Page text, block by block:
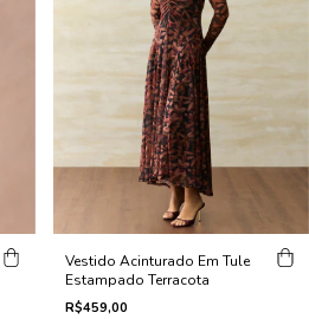
Vestido Acinturado Em Tule
Estampado Terracota
R$459,00